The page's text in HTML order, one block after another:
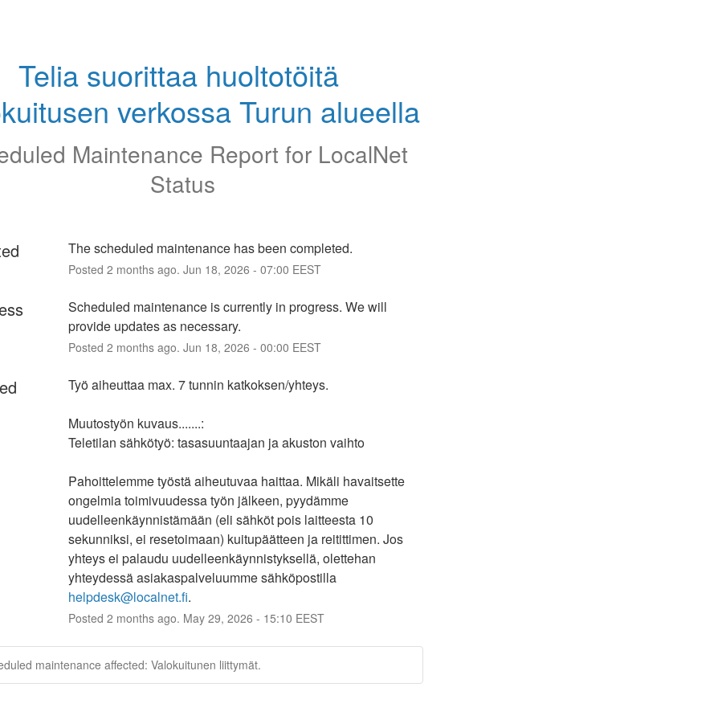
Telia suorittaa huoltotöitä
verkossa Turun alueella
Maintenance Report for LocalNet
Status
The scheduled maintenance has been completed.
Posted 2 months ago. Jun 18, 2026 - 07:00 EEST
Scheduled maintenance is currently in progress. We will
provide updates as necessary.
Posted 2 months ago. Jun 18, 2026 - 00:00 EEST
Työ aiheuttaa max. 7 tunnin katkoksen/yhteys.
Muutostyön kuvaus.......:
Teletilan sähkötyö: tasasuuntaajan ja akuston vaihto
Pahoittelemme työstä aiheutuvaa haittaa. Mikäli havaitsette
ongelmia toimivuudessa työn jälkeen, pyydämme
uudelleenkäynnistämään (eli sähköt pois laitteesta 10
sekunniksi, ei resetoimaan) kuitupäätteen ja reitittimen. Jos
yhteys ei palaudu uudelleenkäynnistyksellä, olettehan
yhteydessä asiakaspalveluumme sähköpostilla
helpdesk@localnet.fi.
Posted 2 months ago. May 29, 2026 - 15:10 EEST
maintenance affected: Valokuitunen liittymät.